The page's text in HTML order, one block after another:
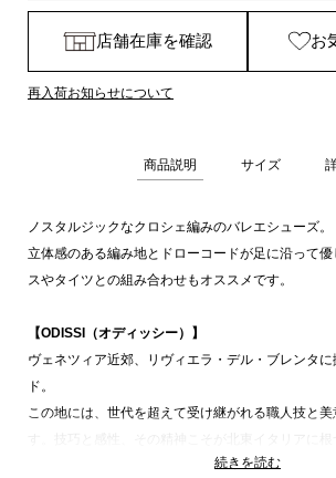
店舗在庫を確認 お
再入荷お知らせについて
商品説明 サイズ
ノスタルジックなクロシェ編みのバレエシューズ。
立体感のある編み地とドローコードが足に沿って
スやタイツとの組み合わせもオススメです。
【ODISSI（オディッシー）】
ヴェネツィア近郊、リヴィエラ・デル・ブレンタ
ド。
この地には、世代を超えて受け継がれる職人技と美
続きを読む